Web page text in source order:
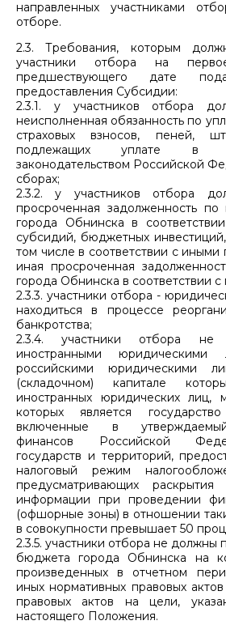
направленных участниками
отборе.
2.3. Требования, которым
участники отбора на
предшествующего дате
предоставления Субсидии:
2.3.1. у участников отбора
неисполненная обязанность по
страховых взносов, пеней,
подлежащих уплате в
законодательством Российской
сборах;
2.3.2. у участников отбора
просроченная задолженность
города Обнинска в
субсидий, бюджетных
том числе в соответствии с иными
иная просроченная
города Обнинска в соответствии с
2.3.3. участники отбора -
находиться в процессе
банкротства;
2.3.4. участники отбора не
иностранными
российскими юридическими
(складочном) капитале
иностранных юридических лиц,
которых является
включенные в
финансов Российской
государств и территорий,
налоговый режим
предусматривающих
информации при проведении
(офшорные зоны) в отношении
в совокупности превышает 50
2.3.5. участники отбора не должны
бюджета города Обнинска на
произведенных в отчетном
иных нормативных правовых
правовых актов на цели,
настоящего Положения.